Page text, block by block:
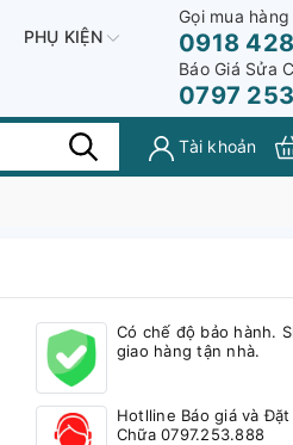
PHỤ KIỆN
Gọi mua hàng
0918
Báo Giá Sửa
0797
Tài khoản
Có chế độ bảo hành.
giao hàng tận nhà.
Hotlline Báo giá và Đặt
Chữa 0797.253.888